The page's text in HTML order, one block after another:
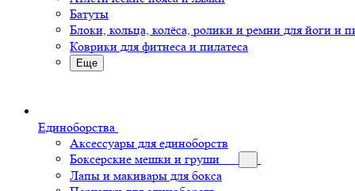
Батуты
Блоки, кольца, колёса, ролики и ремни для йоги и
Коврики для фитнеса и пилатеса
Еще
Единоборства
Аксессуары для единоборств
Боксерские мешки и груши
Лапы и макивары для бокса